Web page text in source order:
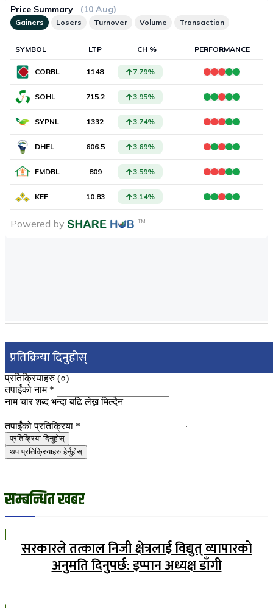
प्रतिक्रिया दिनुहोस्
प्रतिक्रियाहरु (०)
तपाईंको नाम *
नाम चार शब्द भन्दा बढि लेख्न मिल्दैन
तपाईंको प्रतिक्रिया *
प्रतिक्रिया दिनुहोस्
थप प्रतिक्रियाहरु हेर्नुहोस्
सम्बन्धित खबर
सरकारले तत्काल निजी क्षेत्रलाई विद्युत् व्यापारको
अनुमति दिनुपर्छ: इप्पान अध्यक्ष डाँगी